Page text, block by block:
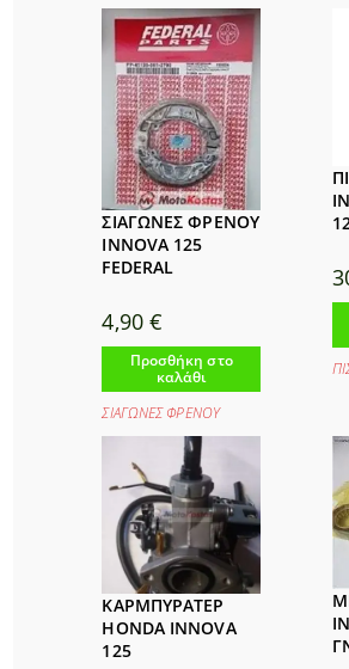
ΣΙΑΓΩΝΕΣ ΦΡΕΝΟΥ
INNOVA 125
FEDERAL
4,90 €
Προσθήκη στο
καλάθι
ΣΙΑΓΩΝΕΣ ΦΡΕΝΟΥ
ΚΑΡΜΠΥΡΑΤΕΡ
HONDA INNOVA
125